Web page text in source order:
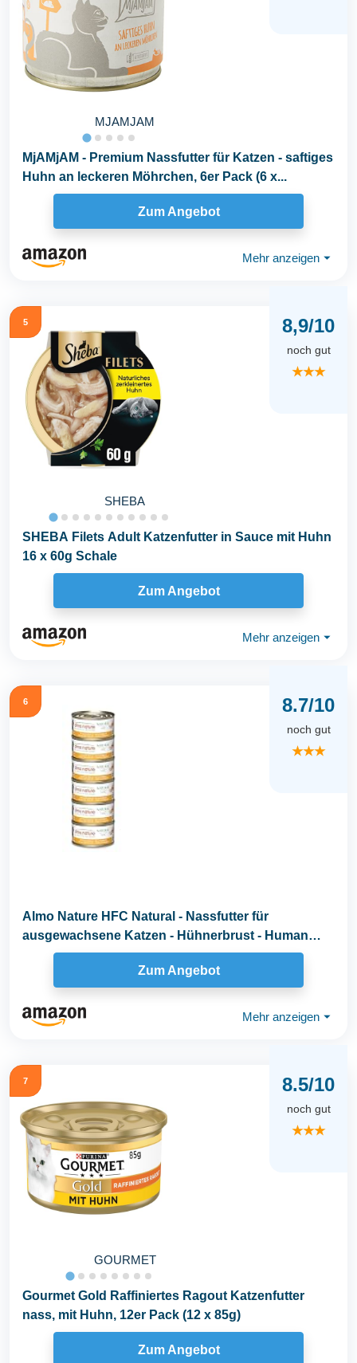
MJAMJAM
MjAMjAM - Premium Nassfutter für Katzen - saftiges
Huhn an leckeren Möhrchen, 6er Pack (6 x...
Zum Angebot
Mehr anzeigen ⏷
5
SHEBA
8,9/10
noch gut
★★★
SHEBA Filets Adult Katzenfutter in Sauce mit Huhn
16 x 60g Schale
Zum Angebot
Mehr anzeigen ⏷
6 8.7/10
noch gut
★★★
Almo Nature HFC Natural - Nassfutter für
ausgewachsene Katzen - Hühnerbrust - Human
Grade...
Zum Angebot
Mehr anzeigen ⏷
7
GOURMET
8.5/10
noch gut
★★★
Gourmet Gold Raffiniertes Ragout Katzenfutter
nass, mit Huhn, 12er Pack (12 x 85g)
Zum Angebot